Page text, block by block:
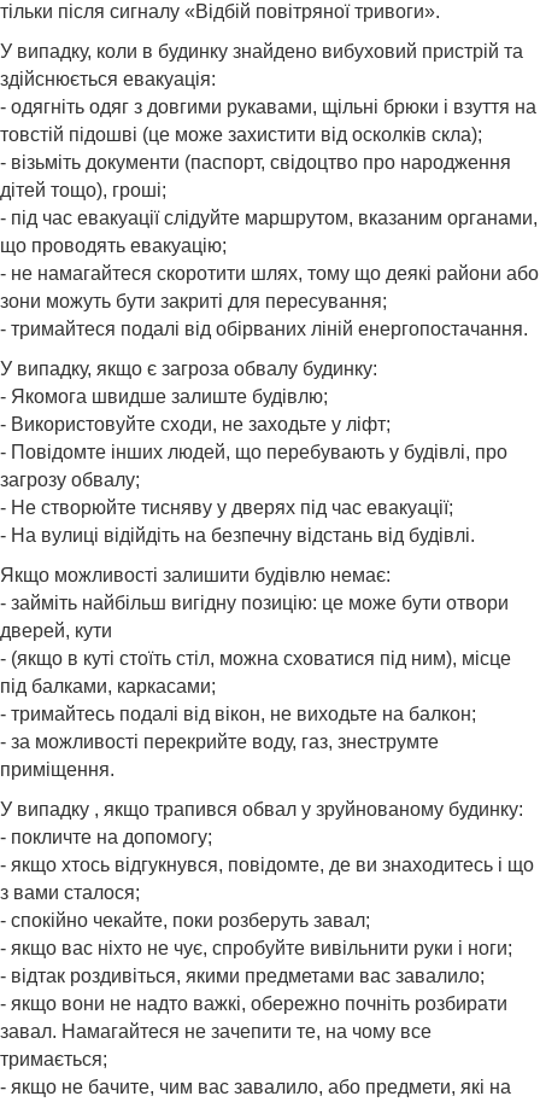
тільки після сигналу «Відбій повітряної тривоги».
У випадку, коли в будинку знайдено вибуховий пристрій та
здійснюється евакуація:
- одягніть одяг з довгими рукавами, щільні брюки і взуття на
товстій підошві (це може захистити від осколків скла);
- візьміть документи (паспорт, свідоцтво про народження
дітей тощо), гроші;
- під час евакуації слідуйте маршрутом, вказаним органами,
що проводять евакуацію;
- не намагайтеся скоротити шлях, тому що деякі райони або
зони можуть бути закриті для пересування;
- тримайтеся подалі від обірваних ліній енергопостачання.
У випадку, якщо є загроза обвалу будинку:
- Якомога швидше залиште будівлю;
- Використовуйте сходи, не заходьте у ліфт;
- Повідомте інших людей, що перебувають у будівлі, про
загрозу обвалу;
- Не створюйте тисняву у дверях під час евакуації;
- На вулиці відійдіть на безпечну відстань від будівлі.
Якщо можливості залишити будівлю немає:
- займіть найбільш вигідну позицію: це може бути отвори
дверей, кути
- (якщо в куті стоїть стіл, можна сховатися під ним), місце
під балками, каркасами;
- тримайтесь подалі від вікон, не виходьте на балкон;
- за можливості перекрийте воду, газ, знеструмте
приміщення.
У випадку , якщо трапився обвал у зруйнованому будинку:
- покличте на допомогу;
- якщо хтось відгукнувся, повідомте, де ви знаходитесь і що
з вами сталося;
- спокійно чекайте, поки розберуть завал;
- якщо вас ніхто не чує, спробуйте вивільнити руки і ноги;
- відтак роздивіться, якими предметами вас завалило;
- якщо вони не надто важкі, обережно почніть розбирати
завал. Намагайтеся не зачепити те, на чому все
тримається;
- якщо не бачите, чим вас завалило, або предмети, які на